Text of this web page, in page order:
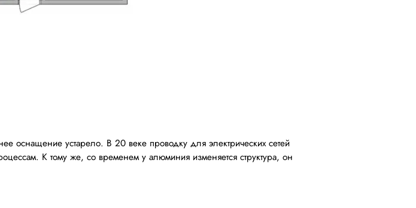
оснащение устарело. В 20 веке проводку для электрических сетей
К тому же, со временем у алюминия изменяется структура, он